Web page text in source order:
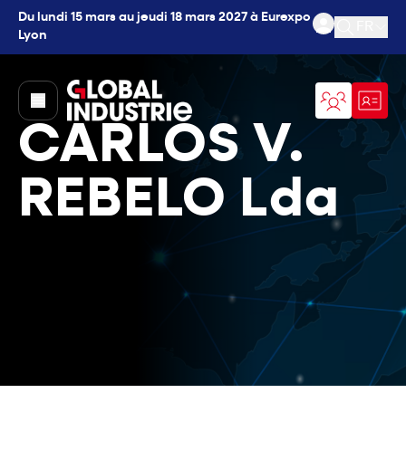
Du lundi 15 mars au jeudi 18 mars 2027 à Eurexpo
Lyon
Ouvrir
page.home
CARLOS V.
REBELO Lda